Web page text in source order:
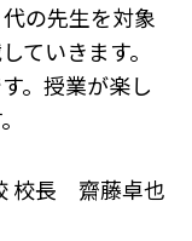
の先生を対象
ていきます。
。授業が楽し
校長 齋藤卓也